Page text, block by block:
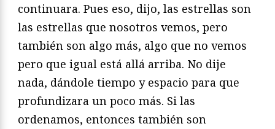
continuara. Pues eso, dijo, las estrellas son
las estrellas que nosotros vemos, pero
también son algo más, algo que no vemos
pero que igual está allá arriba. No dije
nada, dándole tiempo y espacio para que
profundizara un poco más. Si las
ordenamos, entonces también son